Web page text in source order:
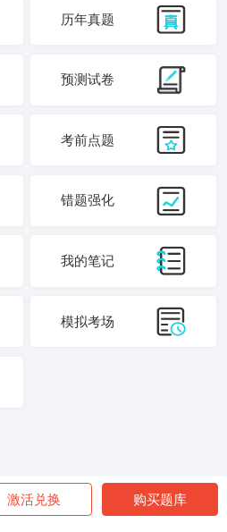
历年真题
预测试卷
考前点题
错题强化
我的笔记
模拟考场
激活兑换 购买题库